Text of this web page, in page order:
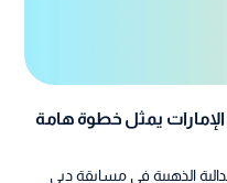
يمثل خطوة هامة
الذهبية في مسابقة دبي